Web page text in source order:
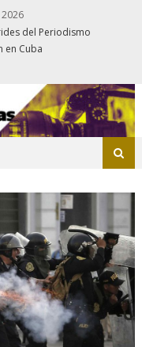
del Periodismo
en Cuba